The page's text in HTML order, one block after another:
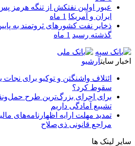
عبور اولین نفتکش از تنگه هرمز
ایران و آمریکا 1 ماه
گذشته رسید 1 ماه
اخبار سایتآرشیو
ائتلاف واشنگتن و توکیو برای
سقوط کرد؟
برای اجرای بزرگ‌ترین طرح
تشییع آمادگی داریم
تمدید مهلت ارایه اظهارنامه‌های
مراجع قانونی ذی‌‏صلاح
سایر لینک ها